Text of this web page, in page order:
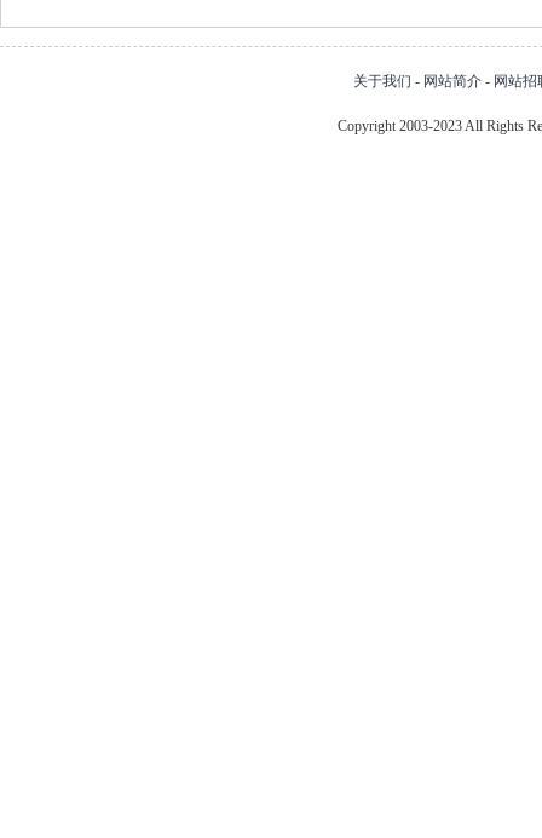
关于我们 - 网站简介 - 网站招
Copyright 2003-2023 All Rights